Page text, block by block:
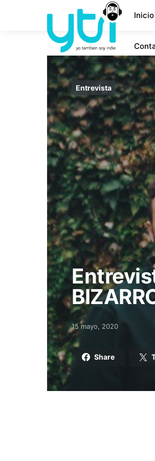
Inicio
Entrevista
Posted on
15 mayo, 2020
Share